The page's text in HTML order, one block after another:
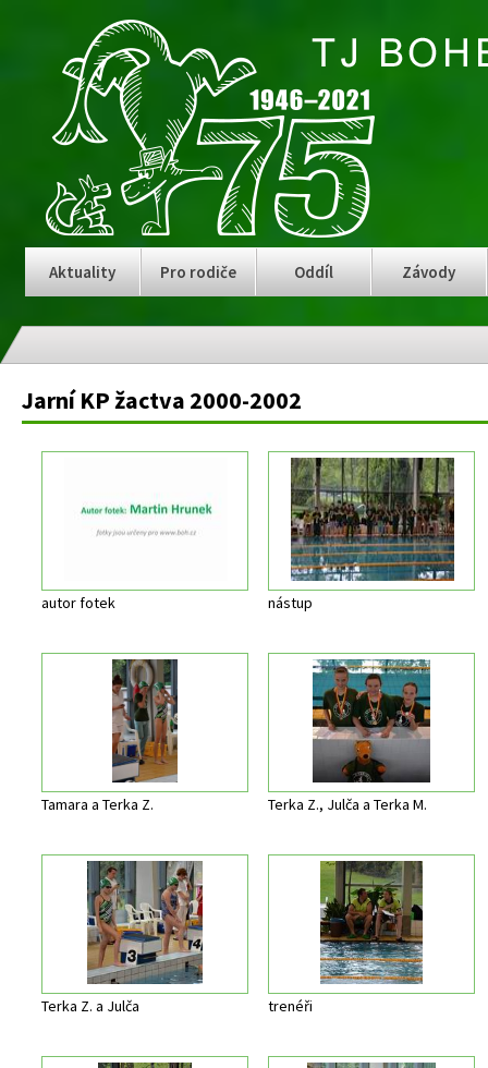
Aktuality Pro rodiče Oddíl Závody
Jarní KP žactva 2000-2002
autor fotek nástup
Tamara a Terka Z. Terka Z., Julča a Terka M.
Terka Z. a Julča trenéři